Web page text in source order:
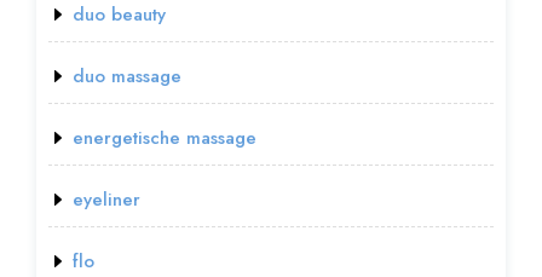
duo beauty
duo massage
energetische massage
eyeliner
flo